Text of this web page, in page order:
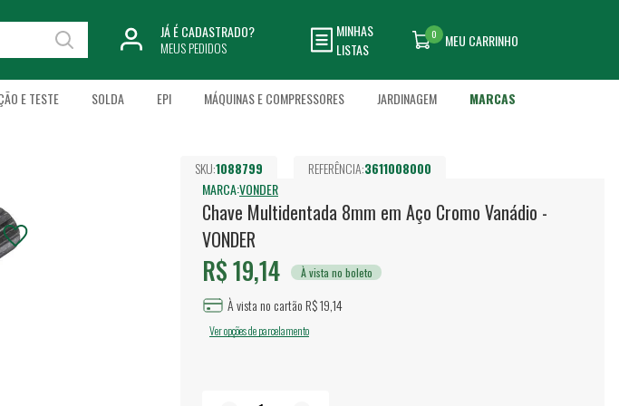
JÁ É CADASTRADO?
MEUS PEDIDOS
MINHAS
LISTAS
MEU CARRINHO
0
E TESTE SOLDA EPI MÁQUINAS E COMPRESSORES JARDINAGEM MARCAS
SKU:1088799 REFERÊNCIA:3611008000
MARCA:VONDER
Chave Multidentada 8mm em Aço Cromo Vanádio -
VONDER
R$ 19,14 À vista no boleto
À vista no cartão R$ 19,14
Ver opções de parcelamento